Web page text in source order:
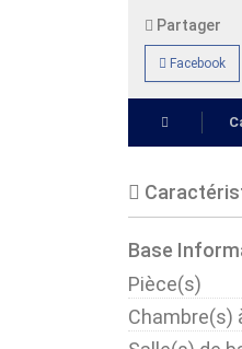
Partager
Facebook
Base
Pièce(s)
Chambre(s)